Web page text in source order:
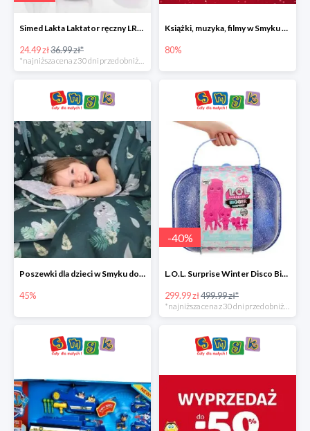
Simed Lakta Laktator ręczny LR-8 -34%
24.49 zł36.99 zł*
*najniższa cena z 30 dni przed obniżką
Książki, muzyka, filmy w Smyku do -80%
80%
Poszewki dla dzieci w Smyku do -45%
45%
-40%
L.O.L. Surprise Winter Disco Bigger Surprise Zestaw laleczek w walizce -40%
299.99 zł499.99 zł*